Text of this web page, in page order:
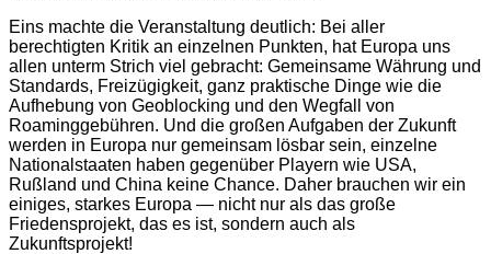
Eins machte die Veranstaltung deutlich: Bei aller
berechtigten Kritik an einzelnen Punkten, hat Europa uns
allen unterm Strich viel gebracht: Gemeinsame Währung und
Standards, Freizügigkeit, ganz praktische Dinge wie die
Aufhebung von Geoblocking und den Wegfall von
Roaminggebühren. Und die großen Aufgaben der Zukunft
werden in Europa nur gemeinsam lösbar sein, einzelne
Nationalstaaten haben gegenüber Playern wie USA,
Rußland und China keine Chance. Daher brauchen wir ein
einiges, starkes Europa — nicht nur als das große
Friedensprojekt, das es ist, sondern auch als
Zukunftsprojekt!